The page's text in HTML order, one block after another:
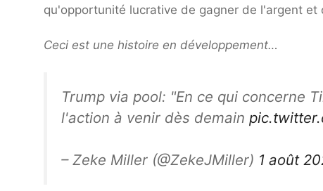
qu'opportunité lucrative de gagner de l'argent
Ceci est une histoire en développement…
Trump via pool: "En ce qui concerne
l'action à venir dès demain
– Zeke Miller (@ZekeJMiller) 1 août